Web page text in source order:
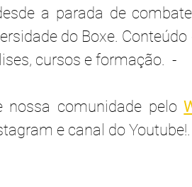
a parada de
do Boxe.
cursos e formação.  -
nossa comunidade pelo
e canal do